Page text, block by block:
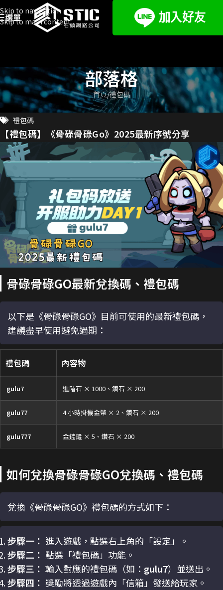
Skip to navigation
Skip to main content
選單
部落格
首頁 禮包碼
禮包碼
【禮包碼】《骨碌骨碌Go》2025最新序號分享
骨碌骨碌GO最新兌換碼、禮包碼
以下是《骨碌骨碌GO》目前可使用的最新禮包碼，
建議盡早使用避免過期：
禮包碼 內容物
gulu7 進階石 × 1000、鑽石 × 200
gulu77 4 小時掛機金幣 × 2、鑽石 × 200
gulu777 金鏟鏟 × 5、鑽石 × 200
如何兌換骨碌骨碌GO兌換碼、禮包碼
兌換《骨碌骨碌GO》禮包碼的方式如下：
步驟一： 進入遊戲，點選右上角的「設定」。
步驟二： 點選「禮包碼」功能。
步驟三： 輸入對應的禮包碼（如： gulu7）並送出。
步驟四： 獎勵將透過遊戲內「信箱」發送給玩家。